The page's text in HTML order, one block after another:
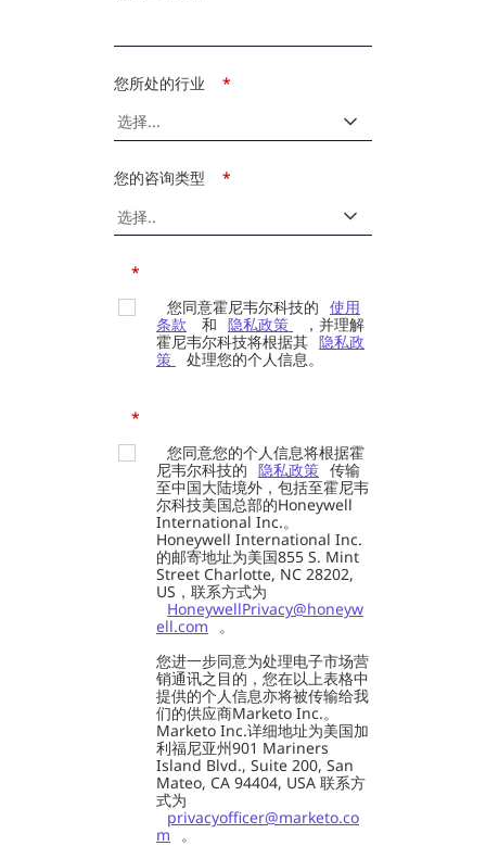
*
您所处的行业
*
您的咨询类型
*
您同意霍尼韦尔科技的 使用
条款
和 隐私政策
，并理解
霍尼韦尔科技将根据其 隐私政
策
处理您的个人信息。
*
您同意您的个人信息将根据霍
尼韦尔科技的 隐私政策 传输
至中国大陆境外，包括至霍尼韦
尔科技美国总部的Honeywell
International Inc.。
Honeywell International Inc.
的邮寄地址为美国855 S. Mint
Street Charlotte, NC 28202,
US，联系方式为
HoneywellPrivacy@honeyw
ell.com
。
您进一步同意为处理电子市场营
销通讯之目的，您在以上表格中
提供的个人信息亦将被传输给我
们的供应商Marketo Inc.。
Marketo Inc.详细地址为美国加
利福尼亚州901 Mariners
Island Blvd., Suite 200, San
Mateo, CA 94404, USA 联系方
式为
privacyofficer@marketo.co
m 。